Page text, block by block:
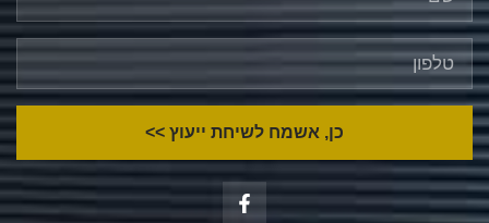
כן, אשמח לשיחת ייעוץ >>